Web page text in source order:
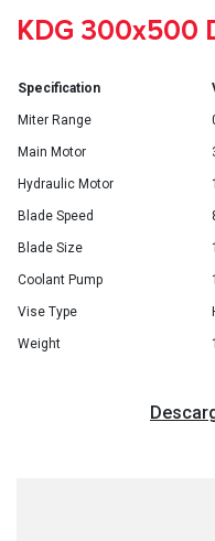
KDG 300x500
Specification
Miter Range
Main Motor
Hydraulic Motor
Blade Speed
Blade Size
Coolant Pump
Vise Type
Weight